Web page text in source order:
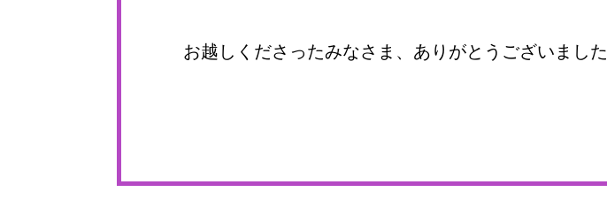
お越しくださったみなさま、ありがとうございました